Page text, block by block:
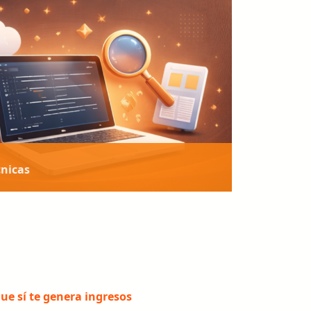
y optimizar procesos digitales
forma eficiente con empresas y equipos
sí te genera ingresos